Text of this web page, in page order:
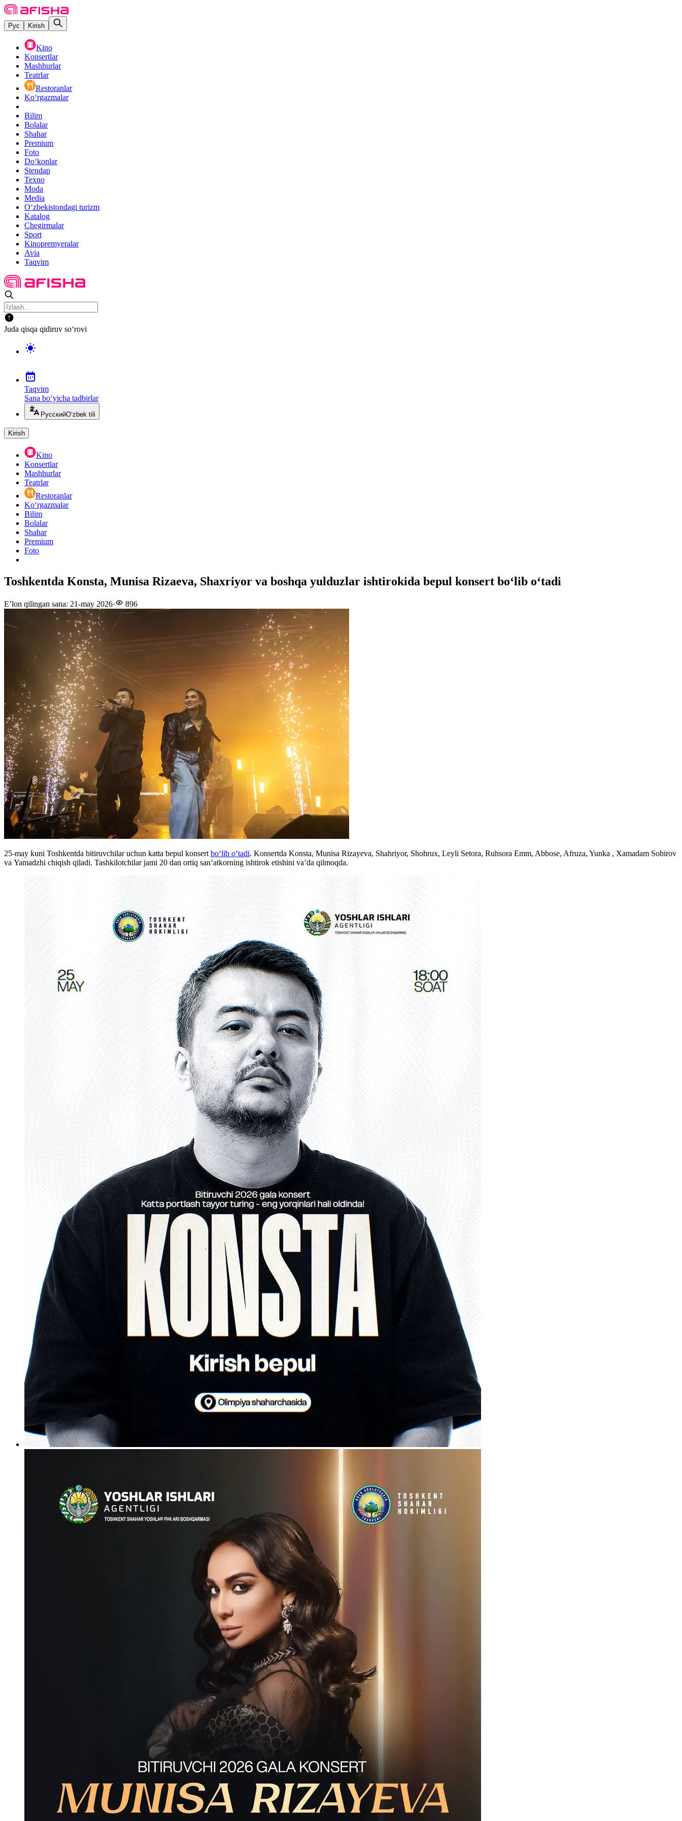
Рус Kirish
Kino
Konsertlar
Mashhurlar
Teatrlar
Restoranlar
Ko‘rgazmalar
Bilim
Bolalar
Shahar
Premium
Foto
Do‘konlar
Stendap
Texno
Moda
Media
O‘zbekistondagi turizm
Katalog
Chegirmalar
Sport
Kinopremyeralar
Avia
Taqvim
Juda qisqa qidiruv so‘rovi
Taqvim
Sana bo‘yicha tadbirlar
РусскийO‘zbek tili
Kirish
Kino
Konsertlar
Mashhurlar
Teatrlar
Restoranlar
Ko‘rgazmalar
Bilim
Bolalar
Shahar
Premium
Foto
Toshkentda Konsta, Munisa Rizaeva, Shaxriyor va boshqa yulduzlar ishtirokida bepul konsert boʻlib oʻtadi
E’lon qilingan sana: 21-may 2026· 896
25-may kuni Toshkentda bitiruvchilar uchun katta bepul konsert boʻlib oʻtadi. Konsertda Konsta, Munisa Rizayeva, Shahriyor, Shohrux, Leyli Setora, Ruhsora Emm, Abbose, Afruza, Yunka , Xamadam Sobirov
va Yamadzhi chiqish qiladi. Tashkilotchilar jami 20 dan ortiq san’atkorning ishtirok etishini va’da qilmoqda.